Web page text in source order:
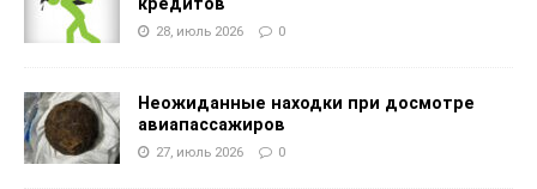
28, июль 2026 0
Неожиданные находки при досмотре
авиапассажиров
27, июль 2026 0